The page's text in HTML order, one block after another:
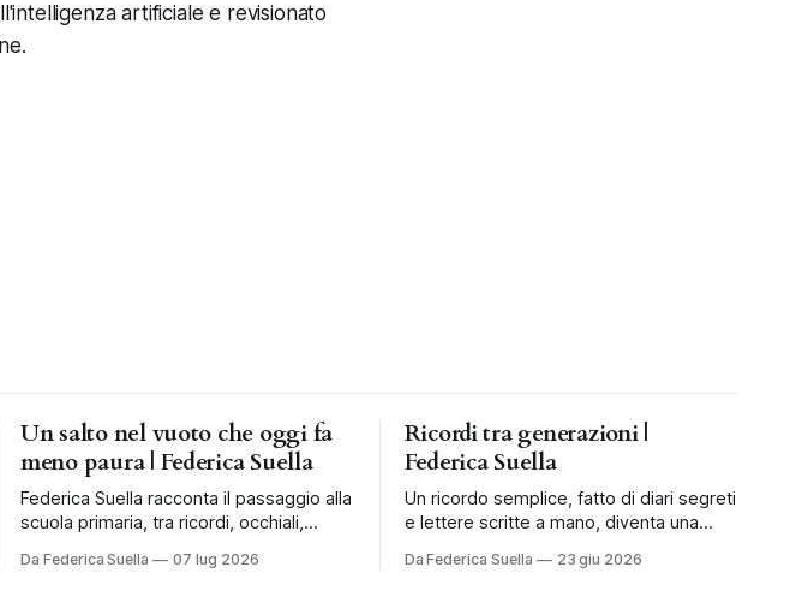
artificiale e revisionato
Un salto nel vuoto che oggi fa
meno paura | Federica Suella
Federica Suella racconta il passaggio alla
scuola primaria, tra ricordi, occhiali,
bambini.
Da Federica Suella 07 lug 2026
Ricordi tra generazioni |
Federica Suella
Un ricordo semplice, fatto di diari segreti
e lettere scritte a mano, diventa una
Da Federica Suella 23 giu 2026